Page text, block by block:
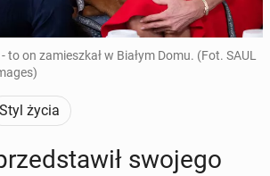
to on zamieszkał w Białym Domu. (Fot. SAUL
Styl życia
swojego